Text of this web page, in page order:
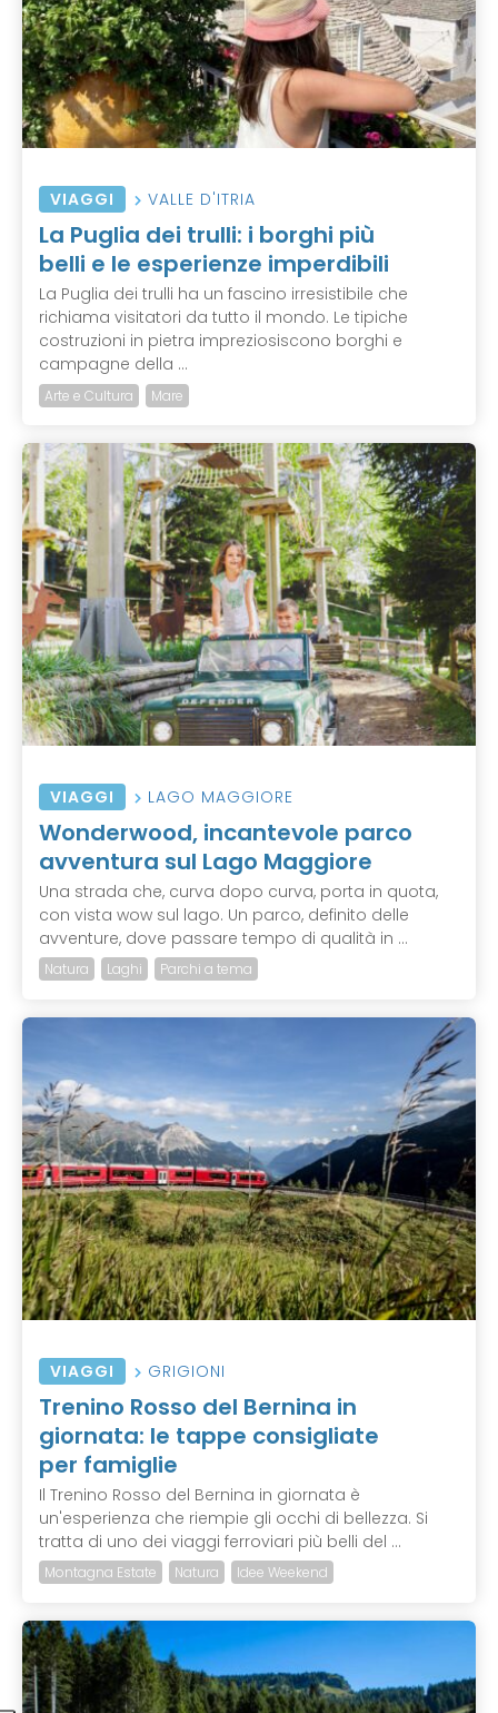
VIAGGI VALLE D'ITRIA
La Puglia dei trulli: i borghi più
belli e le esperienze imperdibili
La Puglia dei trulli ha un fascino irresistibile che
richiama visitatori da tutto il mondo. Le tipiche
costruzioni in pietra impreziosiscono borghi e
campagne della ...
Arte e Cultura Mare
VIAGGI LAGO MAGGIORE
Wonderwood, incantevole parco
avventura sul Lago Maggiore
Una strada che, curva dopo curva, porta in quota,
con vista wow sul lago. Un parco, definito delle
avventure, dove passare tempo di qualità in ...
Natura Laghi Parchi a tema
VIAGGI GRIGIONI
Trenino Rosso del Bernina in
giornata: le tappe consigliate
per famiglie
Il Trenino Rosso del Bernina in giornata è
un'esperienza che riempie gli occhi di bellezza. Si
tratta di uno dei viaggi ferroviari più belli del ...
Montagna Estate Natura Idee Weekend